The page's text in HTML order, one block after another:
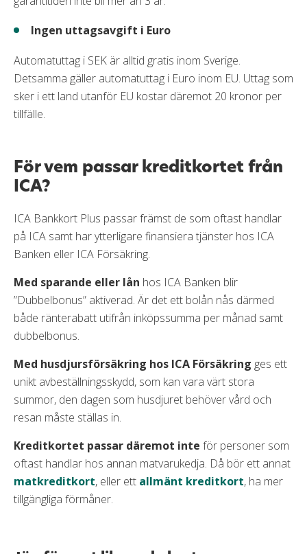
Ingen uttagsavgift i Euro
Automatuttag i SEK är alltid gratis inom Sverige.
Detsamma gäller automatuttag i Euro inom EU. Uttag som
sker i ett land utanför EU kostar däremot 20 kronor per
tillfälle.
För vem passar kreditkortet från
ICA?
ICA Bankkort Plus passar främst de som oftast handlar
på ICA samt har ytterligare finansiera tjänster hos ICA
Banken eller ICA Försäkring.
Med sparande eller lån hos ICA Banken blir
”Dubbelbonus” aktiverad. Är det ett bolån nås därmed
både ränterabatt utifrån inköpssumma per månad samt
dubbelbonus.
Med husdjursförsäkring hos ICA Försäkring ges ett
unikt avbeställningsskydd, som kan vara värt stora
summor, den dagen som husdjuret behöver vård och
resan måste ställas in.
Kreditkortet passar däremot inte för personer som
oftast handlar hos annan matvarukedja. Då bör ett annat
matkreditkort, eller ett allmänt kreditkort, ha mer
tillgängliga förmåner.